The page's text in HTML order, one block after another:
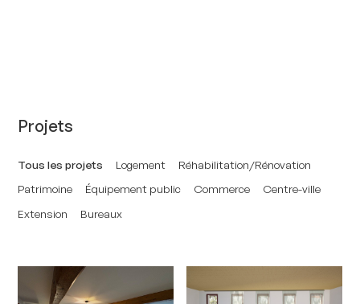
Projets
Tous les projets Logement
Réhabilitation/Rénovation
Patrimoine
Équipement public Commerce
Centre-ville
Extension
Bureaux